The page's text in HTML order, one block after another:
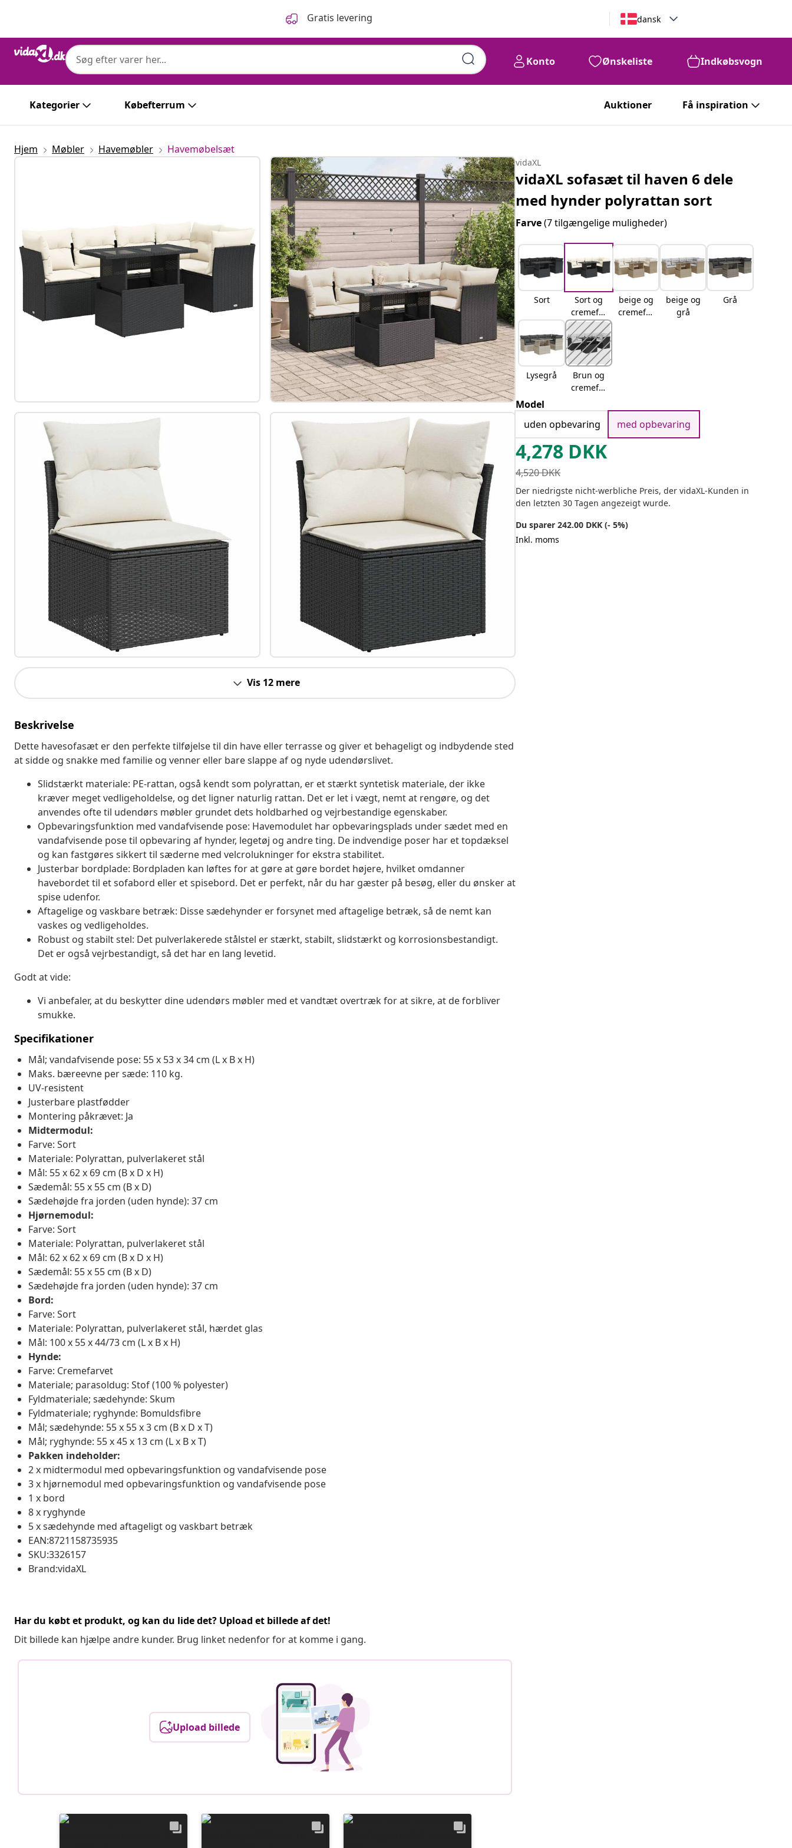
Gratis levering dansk
Konto Ønskeliste Indkøbsvogn
Kategorier Købefterrum Auktioner Få inspiration
Hjem Møbler Havemøbler Havemøbelsæt
Vis 12 mere
Beskrivelse
Dette havesofasæt er den perfekte tilføjelse til din have eller terrasse og giver et behageligt og indbydende sted
at sidde og snakke med familie og venner eller bare slappe af og nyde udendørslivet.
Slidstærkt materiale: PE-rattan, også kendt som polyrattan, er et stærkt syntetisk materiale, der ikke
kræver meget vedligeholdelse, og det ligner naturlig rattan. Det er let i vægt, nemt at rengøre, og det
anvendes ofte til udendørs møbler grundet dets holdbarhed og vejrbestandige egenskaber.
Opbevaringsfunktion med vandafvisende pose: Havemodulet har opbevaringsplads under sædet med en
vandafvisende pose til opbevaring af hynder, legetøj og andre ting. De indvendige poser har et topdæksel
og kan fastgøres sikkert til sæderne med velcrolukninger for ekstra stabilitet.
Justerbar bordplade: Bordpladen kan løftes for at gøre at gøre bordet højere, hvilket omdanner
havebordet til et sofabord eller et spisebord. Det er perfekt, når du har gæster på besøg, eller du ønsker at
spise udenfor.
Aftagelige og vaskbare betræk: Disse sædehynder er forsynet med aftagelige betræk, så de nemt kan
vaskes og vedligeholdes.
Robust og stabilt stel: Det pulverlakerede stålstel er stærkt, stabilt, slidstærkt og korrosionsbestandigt.
Det er også vejrbestandigt, så det har en lang levetid.
Godt at vide:
Vi anbefaler, at du beskytter dine udendørs møbler med et vandtæt overtræk for at sikre, at de forbliver
smukke.
Specifikationer
Mål; vandafvisende pose: 55 x 53 x 34 cm (L x B x H)
Maks. bæreevne per sæde: 110 kg.
UV-resistent
Justerbare plastfødder
Montering påkrævet: Ja
Midtermodul:
Farve: Sort
Materiale: Polyrattan, pulverlakeret stål
Mål: 55 x 62 x 69 cm (B x D x H)
Sædemål: 55 x 55 cm (B x D)
Sædehøjde fra jorden (uden hynde): 37 cm
Hjørnemodul:
Farve: Sort
Materiale: Polyrattan, pulverlakeret stål
Mål: 62 x 62 x 69 cm (B x D x H)
Sædemål: 55 x 55 cm (B x D)
Sædehøjde fra jorden (uden hynde): 37 cm
Bord:
Farve: Sort
Materiale: Polyrattan, pulverlakeret stål, hærdet glas
Mål: 100 x 55 x 44/73 cm (L x B x H)
Hynde:
Farve: Cremefarvet
Materiale; parasoldug: Stof (100 % polyester)
Fyldmateriale; sædehynde: Skum
Fyldmateriale; ryghynde: Bomuldsfibre
Mål; sædehynde: 55 x 55 x 3 cm (B x D x T)
Mål; ryghynde: 55 x 45 x 13 cm (L x B x T)
Pakken indeholder:
2 x midtermodul med opbevaringsfunktion og vandafvisende pose
3 x hjørnemodul med opbevaringsfunktion og vandafvisende pose
1 x bord
8 x ryghynde
5 x sædehynde med aftageligt og vaskbart betræk
EAN:8721158735935
SKU:3326157
Brand:vidaXL
Har du købt et produkt, og kan du lide det? Upload et billede af det!
Dit billede kan hjælpe andre kunder. Brug linket nedenfor for at komme i gang.
Upload billede
vidaXL
vidaXL sofasæt til haven 6 dele
med hynder polyrattan sort
Farve(7 tilgængelige muligheder)
Sort
Sort og
cremefar
vet
beige og
cremefar
beige og
grå
Grå
Lysegrå
Brun og
cremefar
Model
uden opbevaring
med opbevaring
4,278 DKK
4,520DKK
Der niedrigste nicht-werbliche Preis, der vidaXL-Kunden in
den letzten 30 Tagen angezeigt wurde.
Du sparer 242.00 DKK (- 5%)
Inkl. moms